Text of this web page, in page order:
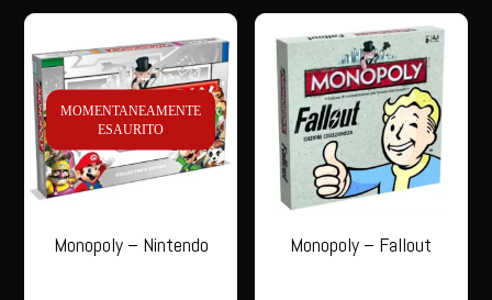
MOMENTANEAMENTE
ESAURITO
Monopoly – Nintendo Monopoly – Fallout